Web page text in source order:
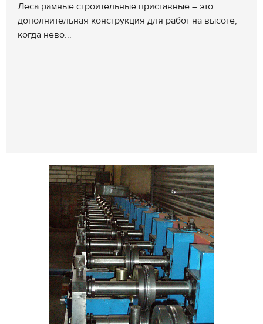
Леса рамные строительные приставные – это
дополнительная конструкция для работ на высоте,
когда нево...